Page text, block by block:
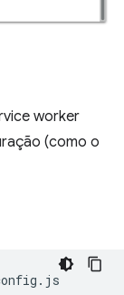
worker
(como o